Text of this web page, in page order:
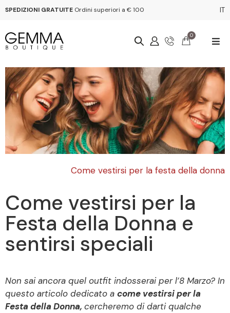
SPEDIZIONI GRATUITE Ordini superiori a € 100 IT
0
Come vestirsi per la festa della donna
Come vestirsi per la
Festa della Donna e
sentirsi speciali
Non sai ancora quel outfit indosserai per l’8 Marzo? In
questo articolo dedicato a come vestirsi per la
Festa della Donna, cercheremo di darti qualche